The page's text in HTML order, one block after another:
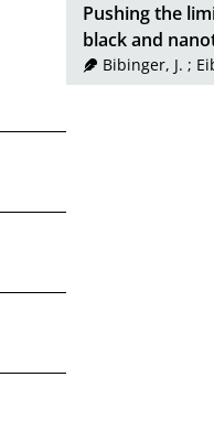
Pushing the
black and
Bibinger, J. ;